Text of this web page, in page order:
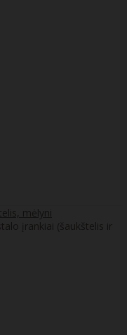
mėlyni
įrankiai (šaukštelis ir